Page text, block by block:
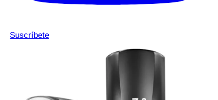
Suscríbete